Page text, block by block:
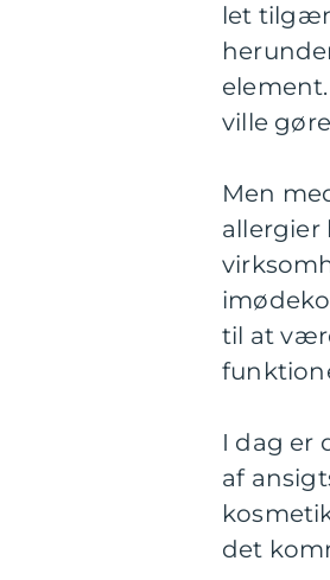
let
ville
Men
allergier
til at
I dag er
af
det